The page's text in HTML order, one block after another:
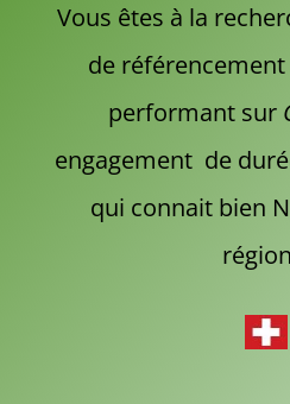
Vous êtes à la
de
performant sur
engagement de
qui connait bien